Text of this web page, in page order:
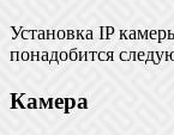
Установка IP
понадобится
Камера